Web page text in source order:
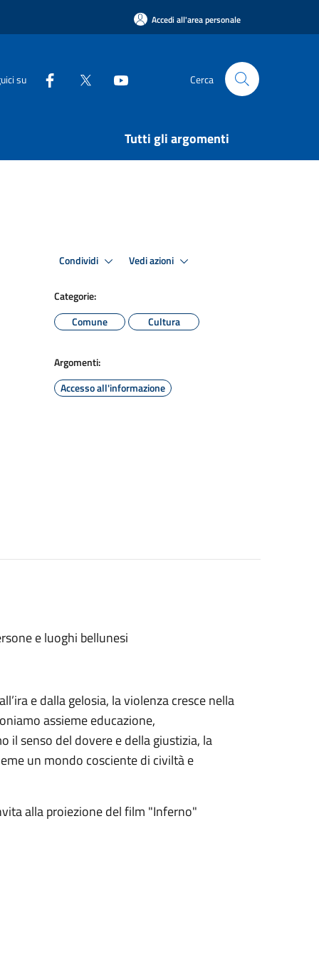
Accedi all'area personale
su Cerca
Tutti gli argomenti
Condividi Vedi azioni
Categorie:
Comune
Cultura
Argomenti:
Accesso all'informazione
e luoghi bellunesi
e dalla gelosia, la violenza cresce nella
assieme educazione,
il senso del dovere e della giustizia, la
un mondo cosciente di civiltà e
alla proiezione del film "Inferno"